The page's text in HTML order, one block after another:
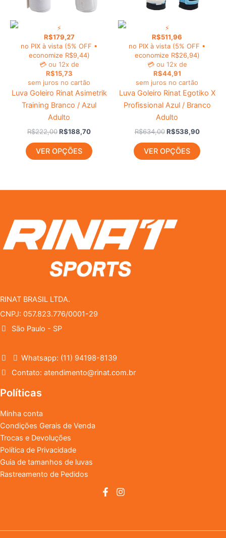
⚡
R$179,27
no PIX à vista (5% OFF •
economize R$9,44)
💳ou 12x de
R$15,73
sem juros no cartão
Luva Goleiro Rinat Asimetrik
Training Branco / Azul
Adulto
R$222,00R$188,70
VER OPÇÕES
podem
escolhidas
na
⚡
R$511,96
no PIX à vista (5% OFF •
economize R$26,94)
💳ou 12x de
R$44,91
sem juros no cartão
Luva Goleiro Rinat Egotiko X
Profissional Azul / Branco
Adulto
R$634,00 R$538,90
VER OPÇÕES
na
RINAT BRASIL LTDA.
CNPJ: 057.823.776/0001-29
São Paulo - SP
Whatsapp: (11) 94198-8139
Contato: atendimento@rinat.com.br
Políticas
Minha conta
Condições Gerais de Venda
Trocas e Devoluções
Política de Privacidade
Guia de tamanhos de luvas
Rastreamento de Pedidos